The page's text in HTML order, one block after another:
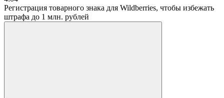
Регистрация товарного знака для Wildberries, чтобы избежать
штрафа до 1 млн. рублей